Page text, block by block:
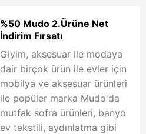
%50 Mudo 2.Ürüne Net
İndirim Fırsatı
Giyim, aksesuar ile modaya
dair birçok ürün ile evler için
mobilya ve aksesuar ürünleri
ile popüler marka Mudo'da
mutfak sofra ürünleri, banyo
ev tekstili, aydınlatma gibi